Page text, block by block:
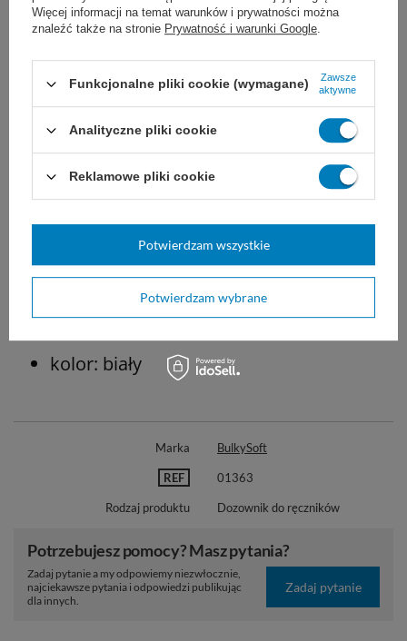
Szczególnie polecanydo miejsc o dużym
oraz odpadów jest ważnanp. szkoły,
produkcyjne, gastronomia, szpitale i itp.
Informacje o produkcie:
wymiary: 37 x 24,5 x 22 cm
tworzywo: ABS
kolor: biały
Marka BulkySoft
REF 01363
Rodzaj produktu Dozownik do ręczników
Potrzebujesz pomocy? Masz pytania?
Zadaj pytanie a my odpowiemy niezwłocznie,
najciekawsze pytania i odpowiedzi publikując
dla innych.
Zadaj pytanie
Więcej informacji na temat warunków i prywatności można
znaleźć także na stronie Prywatność i warunki Google.
Funkcjonalne pliki cookie (wymagane)
Zawsze
aktywne
Analityczne pliki cookie
Reklamowe pliki cookie
Potwierdzam wybrane
Potwierdzam wszystkie